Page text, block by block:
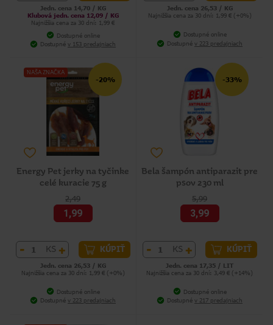
Jedn. cena 14,70 / KG
Klubová jedn. cena 12,09 / KG
Najnižšia cena za 30 dní: 1,99 €
Dostupné online
Dostupné v 153 predajniach
Jedn. cena 26,53 / KG
Najnižšia cena za 30 dní: 1,99 € (+0%)
Dostupné online
Dostupné v 223 predajniach
NAŠA ZNAČKA
-20%
Energy Pet jerky na tyčinke
celé kuracie 75 g
2,49
1,99
- KS + KÚPIŤ
Jedn. cena 26,53 / KG
Najnižšia cena za 30 dní: 1,99 € (+0%)
Dostupné online
Dostupné v 223 predajniach
-33%
Bela šampón antiparazit pre
psov 230 ml
5,99
3,99
- KS + KÚPIŤ
Jedn. cena 17,35 / LIT
Najnižšia cena za 30 dní: 3,49 € (+14%)
Dostupné online
Dostupné v 217 predajniach